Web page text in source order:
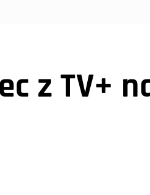
z TV+